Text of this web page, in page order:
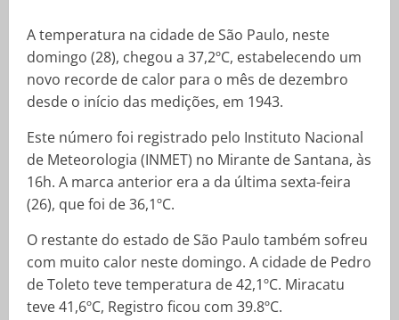
A temperatura na cidade de São Paulo, neste
domingo (28), chegou a 37,2ºC, estabelecendo um
novo recorde de calor para o mês de dezembro
desde o início das medições, em 1943.
Este número foi registrado pelo Instituto Nacional
de Meteorologia (INMET) no Mirante de Santana, às
16h. A marca anterior era a da última sexta-feira
(26), que foi de 36,1ºC.
O restante do estado de São Paulo também sofreu
com muito calor neste domingo. A cidade de Pedro
de Toleto teve temperatura de 42,1ºC. Miracatu
teve 41,6ºC, Registro ficou com 39.8ºC.